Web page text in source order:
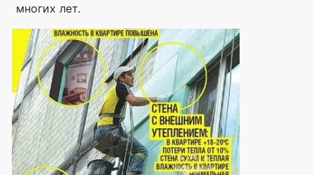
многих лет.